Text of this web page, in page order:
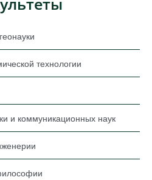
технологии
и коммуникационных наук